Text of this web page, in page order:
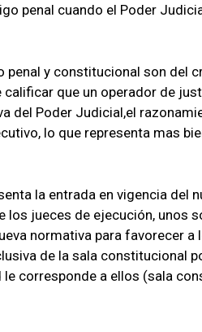
penal cuando el Poder
penal y constitucional son del
calificar que un operador de
del Poder Judicial,el
lo que representa mas
la entrada en vigencia del
los jueces de ejecución, unos
normativa para favorecer
de la sala constitucional
le corresponde a ellos (sala